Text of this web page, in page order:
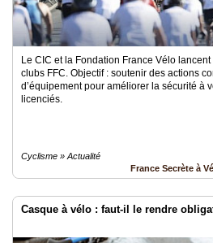
Le CIC et la Fondation France Vélo
clubs FFC. Objectif : soutenir des actions
d’équipement pour améliorer la sécurité à
licenciés.
Cyclisme » Actualité
France Secrète à
Casque à vélo : faut-il le rendre